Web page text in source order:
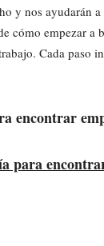
y nos ayudarán
cómo empezar a
Cada paso
encontrar
para